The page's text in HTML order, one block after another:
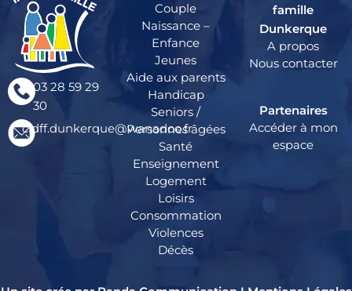
03 28 59 29
30
cidff.dunkerque@wanadoo.fr
Couple
Naissance –
Enfance
Jeunes
Aide aux parents
Handicap
Seniors /
Personnes âgées
Santé
Enseignement
Logement
Loisirs
Consommation
Violences
Décès
famille
Dunkerque
A propos
Nous contacter
Partenaires
Accéder à mon
espace